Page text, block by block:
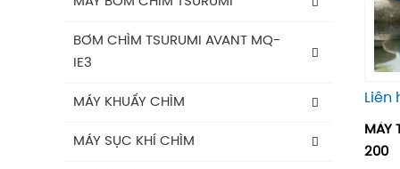
Phụ Kiện Bình Tích Áp
BÌNH GIÃN NỞ AQUAFILL
MÁY BƠM TSURUMI UNIVERSE
BƠM CHÌM TSURUMI AVANT MQ-
IE3
Máy Bơm Tsurumi Avant MQU
Máy Bơm Tsurumi Avant MQC
MÁY KHUẤY CHÌM
MÁY KHUẤY CHÌM TSURUMI ĐỘNG
MÁY SỤC KHÍ CHÌM
Liên
MÁY
200